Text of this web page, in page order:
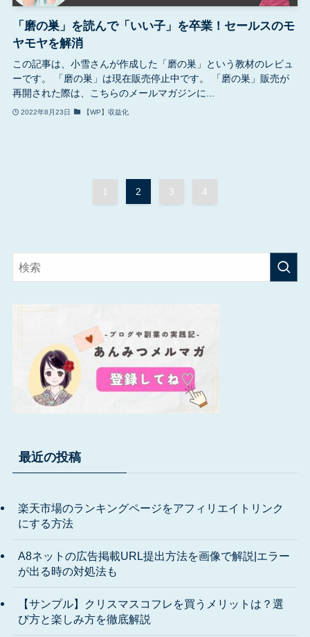
「磨の巣」を読んで「いい子」を卒業！セールスのモ
ヤモヤを解消
この記事は、小雪さんが作成した「磨の巣」という教材のレビュ
ーです。 「磨の巣」は現在販売停止中です。 「磨の巣」販売が
再開された際は、こちらのメールマガジンに...
2022年8月23日 【WP】収益化
1 2 3 4
最近の投稿
楽天市場のランキングページをアフィリエイトリンク
にする方法
A8ネットの広告掲載URL提出方法を画像で解説|エラー
が出る時の対処法も
【サンプル】クリスマスコフレを買うメリットは？選
び方と楽しみ方を徹底解説